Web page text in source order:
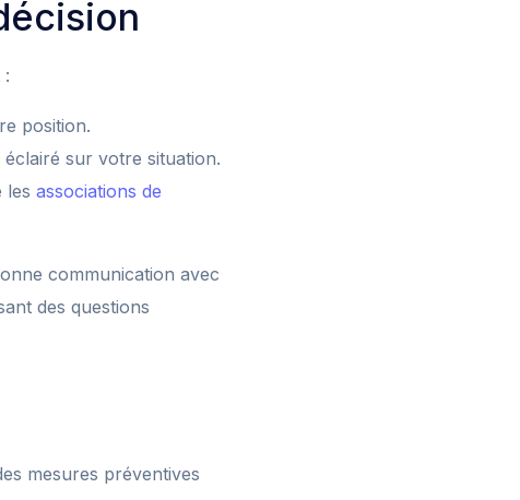
:
position.
sur votre situation.
les associations de
communication avec
des questions
mesures préventives